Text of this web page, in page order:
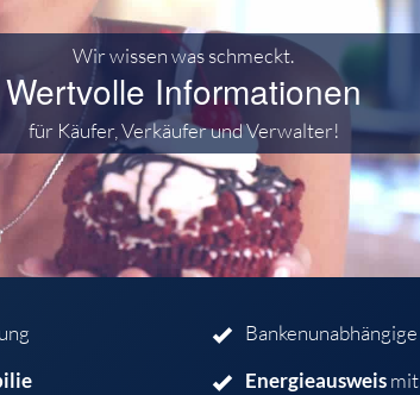
Wir wissen was schmeckt.
Wertvolle Informationen
für Käufer, Verkäufer und Verwalter!
Bankenunabhängige
Energieausweis